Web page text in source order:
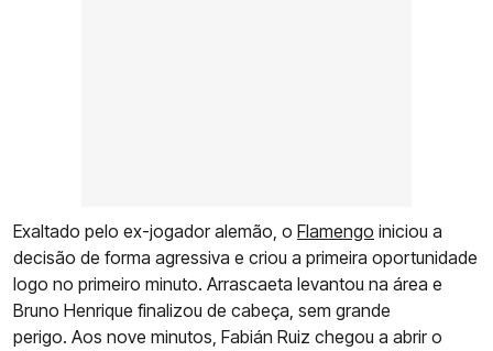
Exaltado pelo ex-jogador alemão, o Flamengo iniciou a
decisão de forma agressiva e criou a primeira oportunidade
logo no primeiro minuto. Arrascaeta levantou na área e
Bruno Henrique finalizou de cabeça, sem grande
perigo. Aos nove minutos, Fabián Ruiz chegou a abrir o